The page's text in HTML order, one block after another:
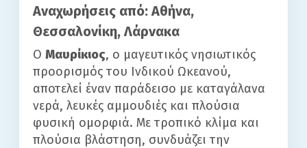
Αναχωρήσεις από: Αθήνα,
Θεσσαλονίκη, Λάρνακα
Ο Μαυρίκιος, ο μαγευτικός νησιωτικός
προορισμός του Ινδικού Ωκεανού,
αποτελεί έναν παράδεισο με καταγάλανα
νερά, λευκές αμμουδιές και πλούσια
φυσική ομορφιά. Με τροπικό κλίμα και
πλούσια βλάστηση, συνδυάζει την